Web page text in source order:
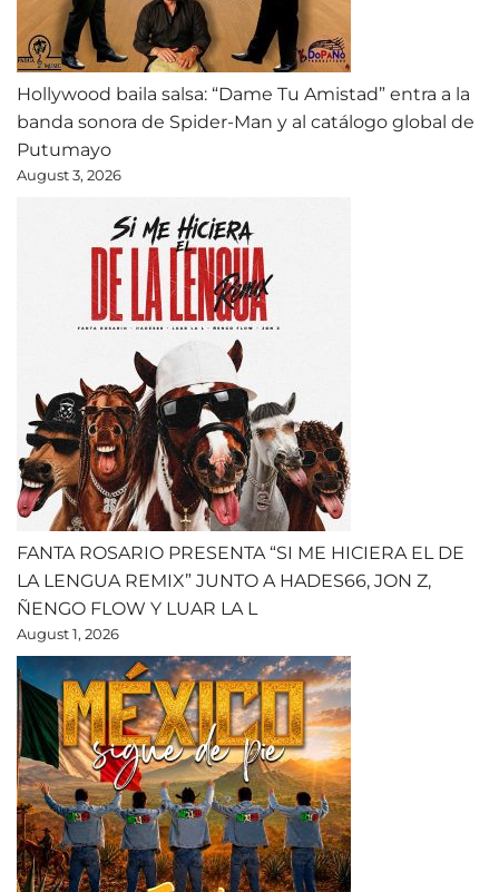
Hollywood baila salsa: “Dame Tu Amistad” entra a la
banda sonora de Spider-Man y al catálogo global de
Putumayo
August 3, 2026
FANTA ROSARIO PRESENTA “SI ME HICIERA EL DE
LA LENGUA REMIX” JUNTO A HADES66, JON Z,
ÑENGO FLOW Y LUAR LA L
August 1, 2026